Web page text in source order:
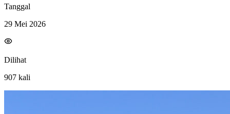
Tanggal
29 Mei 2026
Dilihat
907 kali